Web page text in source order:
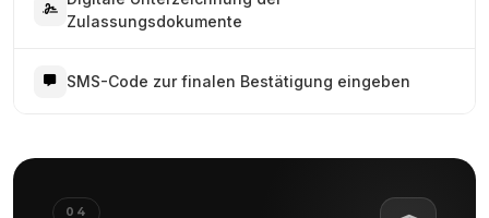
Zulassungsdokumente
SMS-Code zur finalen Bestätigung eingeben
04